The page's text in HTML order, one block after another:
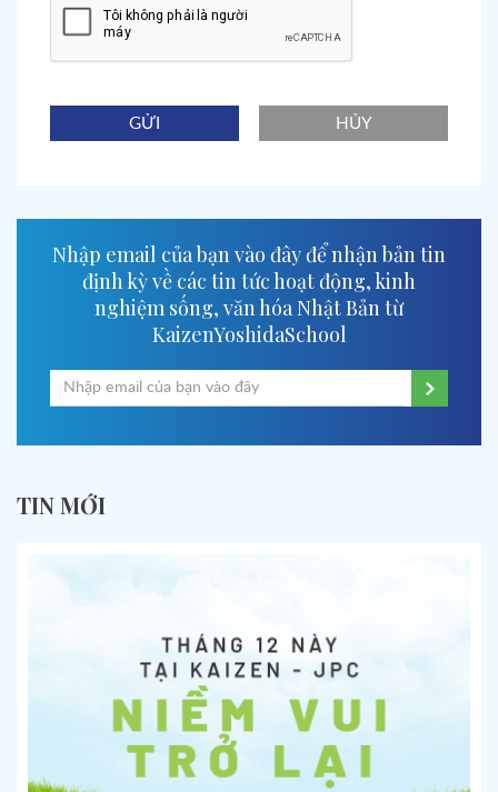
GỬI HỦY
Nhập email của bạn vào đây để nhận bản tin
định kỳ về các tin tức hoạt động, kinh
nghiệm sống, văn hóa Nhật Bản từ
KaizenYoshidaSchool
TIN MỚI